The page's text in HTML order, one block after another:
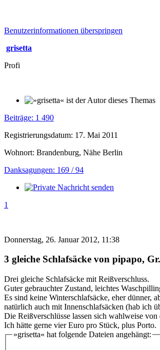
Benutzerinformationen überspringen
grisetta
Profi
Beiträge: 1 490
Registrierungsdatum: 17. Mai 2011
Wohnort: Brandenburg, Nähe Berlin
Danksagungen: 169 / 94
1
Donnerstag, 26. Januar 2012, 11:38
3 gleiche Schlafsäcke von pipapo,
Drei gleiche Schlafsäcke mit Reißverschluss.
Guter gebrauchter Zustand, leichtes
Es sind keine Winterschlafsäcke, eher dünner,
natürlich auch mit Innenschlafsäcken (hab ich
Die Reißverschlüsse lassen sich wahlweise
Ich hätte gerne vier Euro pro Stück, plus Porto.
»grisetta« hat folgende Dateien angehängt: